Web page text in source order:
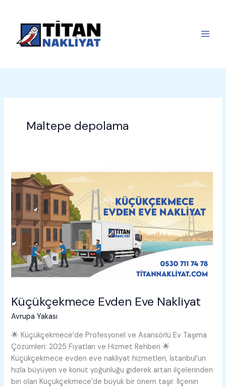
Maltepe depolama
Küçükçekmece Evden Eve Nakliyat
Avrupa Yakası
🌟 Küçükçekmece’de Profesyonel ve Asansörlü Ev Taşıma
Çözümleri: 2025 Fiyatları ve Hizmet Rehberi 🌟
Küçükçekmece evden eve nakliyat hizmetleri, İstanbul’un
hızla büyüyen ve konut yoğunluğu giderek artan ilçelerinden
biri olan Küçükçekmece’de büyük bir önem taşır. İlçenin